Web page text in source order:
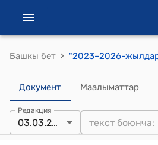
Башкы бет ›
Документ Маалыматтар
Редакция
03.03.2023